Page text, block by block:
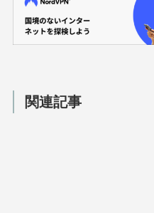
関連記事